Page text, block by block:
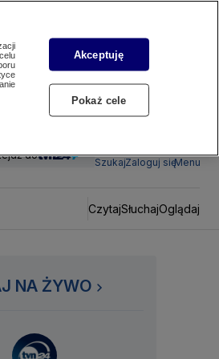
do
SzukajZaloguj sięMenu
CzytajSłuchajOglądaj
NA ŻYWO
Akceptuję
Pokaż cele